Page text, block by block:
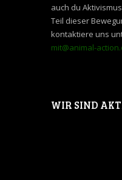
auch du
Teil dieser
kontaktiere uns
mit@animal-
WIR SIND